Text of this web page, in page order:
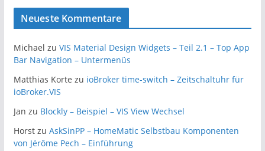
Neueste Kommentare
Michael zu VIS Material Design Widgets – Teil 2.1 – Top App
Bar Navigation – Untermenüs
Matthias Korte zu ioBroker time-switch – Zeitschaltuhr für
ioBroker.VIS
Jan zu Blockly – Beispiel – VIS View Wechsel
Horstzu AskSinPP – HomeMatic Selbstbau Komponenten
von Jérôme Pech – Einführung